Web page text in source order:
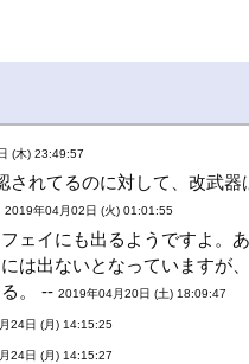
(木) 23:49:57
されてるのに対して、改武器
2019年04月02日 (火) 01:01:55
ェイにも出るようですよ。
は出ないとなっていますが
る。 --2019年04月20日 (土) 18:09:47
24日 (月) 14:15:25
24日 (月) 14:15:27